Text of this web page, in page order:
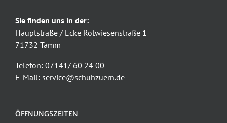
Sie finden uns in der:
Hauptstraße / Ecke Rotwiesenstraße 1
71732 Tamm
Telefon: 07141/ 60 24 00
E-Mail: service@schuhzuern.de
ÖFFNUNGSZEITEN